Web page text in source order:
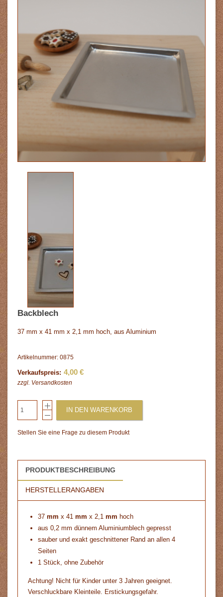
Backblech
37 mm x 41 mm x 2,1 mm hoch, aus Aluminium
Artikelnummer: 0875
Verkaufspreis: 4,00 €
zzgl. Versandkosten
IN DEN WARENKORB
Stellen Sie eine Frage zu diesem Produkt
PRODUKTBESCHREIBUNG
HERSTELLERANGABEN
37 mm x 41 mm x 2,1 mm hoch
aus 0,2 mm dünnem Aluminiumblech gepresst
sauber und exakt geschnittener Rand an allen 4
Seiten
1 Stück, ohne Zubehör
Achtung! Nicht für Kinder unter 3 Jahren geeignet.
Verschluckbare Kleinteile. Erstickungsgefahr.